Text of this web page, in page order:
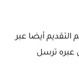
التقديم أيضا عبر
عبره ترسل